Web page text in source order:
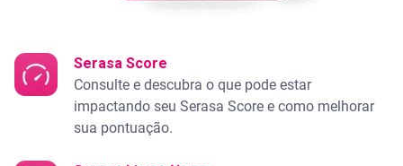
Serasa Score
Consulte e descubra o que pode estar
impactando seu Serasa Score e como melhorar
sua pontuação.